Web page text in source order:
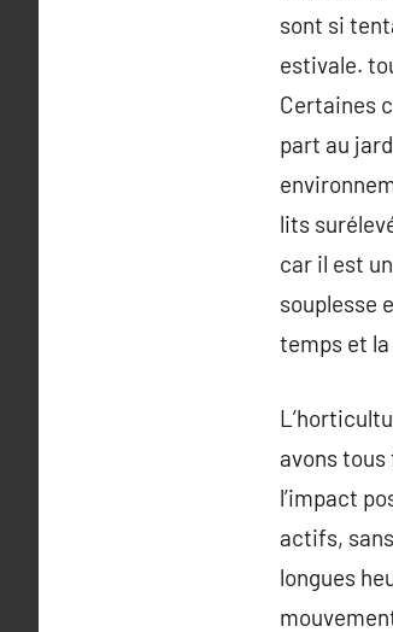
sont si
estivale.
Certaines
part au
lits
car il est
souplesse
temps et
avons
l’impact
actifs,
longues